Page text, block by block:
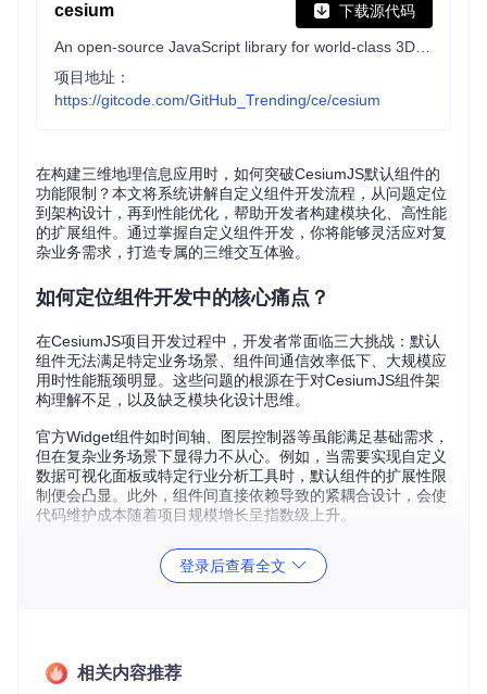
cesium 下载源代码
项目地址：
https://gitcode.com/GitHub_Trending/ce/cesium
在构建三维地理信息应用时，如何突破CesiumJS默认组件的
功能限制？本文将系统讲解自定义组件开发流程，从问题定位
到架构设计，再到性能优化，帮助开发者构建模块化、高性能
的扩展组件。通过掌握自定义组件开发，你将能够灵活应对复
杂业务需求，打造专属的三维交互体验。
如何定位组件开发中的核心痛点？
在CesiumJS项目开发过程中，开发者常面临三大挑战：默认
组件无法满足特定业务场景、组件间通信效率低下、大规模应
用时性能瓶颈明显。这些问题的根源在于对CesiumJS组件架
构理解不足，以及缺乏模块化设计思维。
官方Widget组件如时间轴、图层控制器等虽能满足基础需求，
但在复杂业务场景下显得力不从心。例如，当需要实现自定义
数据可视化面板或特定行业分析工具时，默认组件的扩展性限
制便会凸显。此外，组件间直接依赖导致的紧耦合设计，会使
代码维护成本随着项目规模增长呈指数级上升。
组件核心架构原理是什么？
登录后查看全文
相关内容推荐